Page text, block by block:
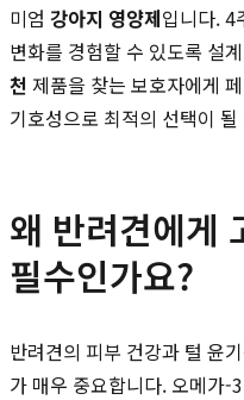
미엄 강아지 영양제입니다. 4
변화를 경험할 수 있도록 설
천 제품을 찾는 보호자에게
기호성으로 최적의 선택이
왜 반려견에게
필수인가요?
반려견의 피부 건강과 털 윤
가 매우 중요합니다. 오메가-